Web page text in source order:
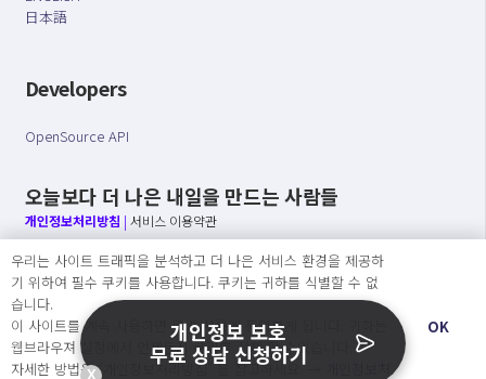
日本語
Developers
OpenSource API
오늘보다 더 나은 내일을 만드는 사람들
개인정보처리방침 | 서비스 이용약관
○ 개인정보보호 컴플라이언스를 선도하겠습니다.
○ 정보주체의 권리를 보장하겠습니다.
○ 기업의 개인정보보호를 위한 효율적 관리를 보장하겠습니다.
우리는 사이트 트래픽을 분석하고 더 나은 서비스 환경을 제공하
기 위하여 필수 쿠키를 사용합니다. 쿠키는 귀하를 식별할 수 없
습니다.
이 사이트를 계속 사용하면 쿠키 사용에 동의하게 됩니다. 귀하는
웹브라우져 설정에서 언제든지 쿠키를 삭제 할 수있습니다.
자세한 방법은 “개인정보처리방침” 을 참고하세요. →
OK
X
개인정보 보호
무료 상담 신청하기